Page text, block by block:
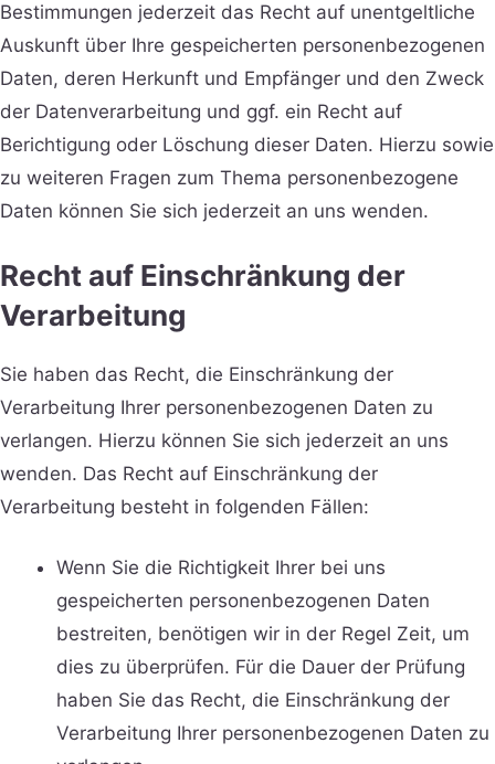
Bestimmungen jederzeit das Recht auf unentgeltliche
Auskunft über Ihre gespeicherten personenbezogenen
Daten, deren Herkunft und Empfänger und den Zweck
der Datenverarbeitung und ggf. ein Recht auf
Berichtigung oder Löschung dieser Daten. Hierzu sowie
zu weiteren Fragen zum Thema personenbezogene
Daten können Sie sich jederzeit an uns wenden.
Recht auf Einschränkung der
Verarbeitung
Sie haben das Recht, die Einschränkung der
Verarbeitung Ihrer personenbezogenen Daten zu
verlangen. Hierzu können Sie sich jederzeit an uns
wenden. Das Recht auf Einschränkung der
Verarbeitung besteht in folgenden Fällen:
Wenn Sie die Richtigkeit Ihrer bei uns
gespeicherten personenbezogenen Daten
bestreiten, benötigen wir in der Regel Zeit, um
dies zu überprüfen. Für die Dauer der Prüfung
haben Sie das Recht, die Einschränkung der
Verarbeitung Ihrer personenbezogenen Daten zu